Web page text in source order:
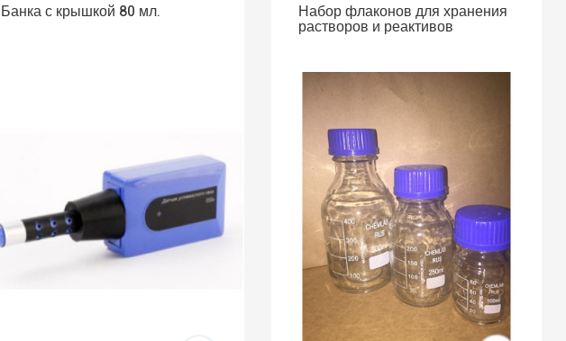
Банка с крышкой 80 мл. Набор флаконов для хранения
растворов и реактивов